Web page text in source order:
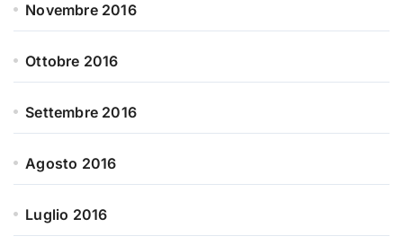
Novembre 2016
Ottobre 2016
Settembre 2016
Agosto 2016
Luglio 2016